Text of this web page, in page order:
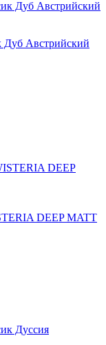
Дуб Австрийский
DEEP MATT